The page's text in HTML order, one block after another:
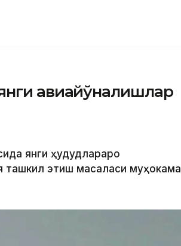
авиайўналишлар
янги ҳудудлараро
ташкил этиш масаласи муҳокама